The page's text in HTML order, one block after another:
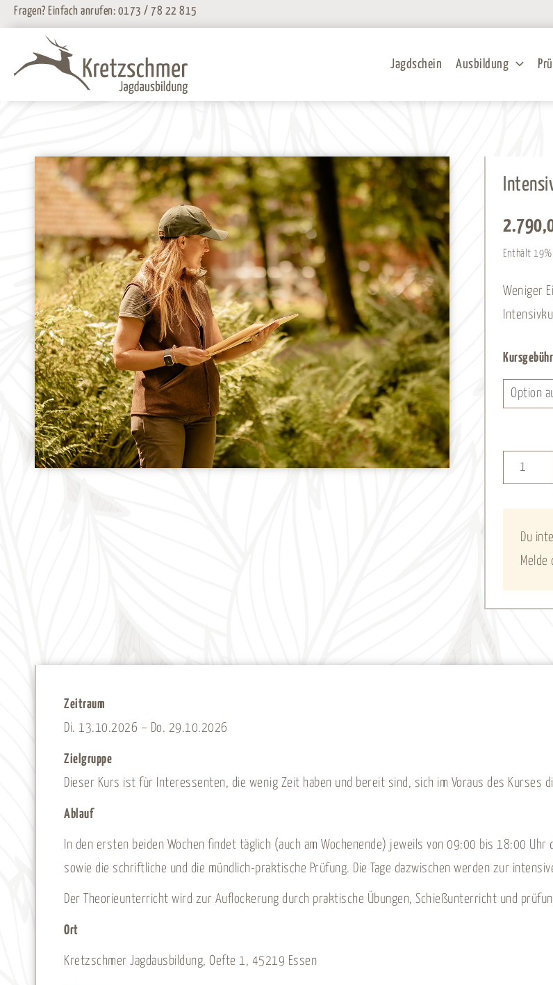
Zum
springen
Fragen? Einfach anrufen: 0173 / 78 22 815
Jagdschein Ausbildung
Enthält 19%
Weniger
Kursgebühr
-
13.10.
Menge
Du
Melde
Zeitraum
Di. 13.10.2026 – Do. 29.10.2026
Zielgruppe
Dieser Kurs ist für Interessenten, die wenig Zeit haben und bereit sind, sich im Voraus des Kurses
Ablauf
In den ersten beiden Wochen findet täglich (auch am Wochenende) jeweils von 09:00 bis 18:00
sowie die schriftliche und die mündlich-praktische Prüfung. Die Tage dazwischen werden zur
Der Theorieunterricht wird zur Auflockerung durch praktische Übungen, Schießunterricht und
Ort
Kretzschmer Jagdausbildung, Oefte 1, 45219 Essen